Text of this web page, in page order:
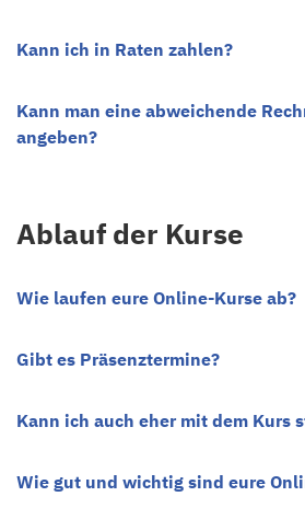
Kann ich in Raten zahlen?
Kann man eine abweichende
angeben?
Ablauf der Kurse
Wie laufen eure Online-Kurse ab?
Gibt es Präsenztermine?
Kann ich auch eher mit dem Kurs
Wie gut und wichtig sind eure